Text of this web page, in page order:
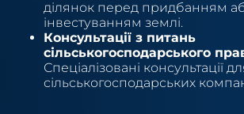
ділянок перед придбанням
інвестуванням землі.
Консультації з питань
сільськогосподарського
Спеціалізовані консультації
сільськогосподарських